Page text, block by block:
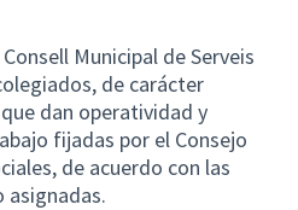
Municipal de Serveis
de carácter
dan operatividad y
fijadas por el Consejo
de acuerdo con las
asignadas.